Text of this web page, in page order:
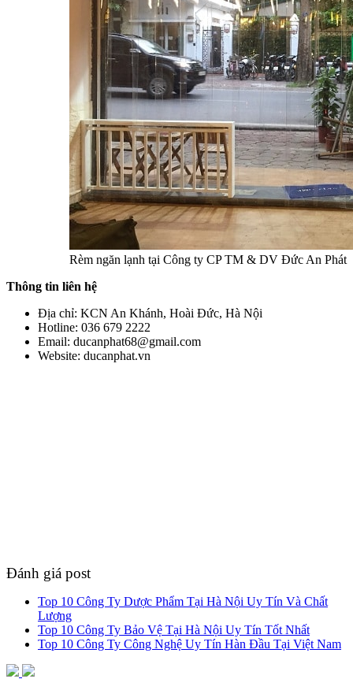
Rèm ngăn lạnh tại Công ty CP TM & DV Đức An Phát
Thông tin liên hệ
Địa chỉ: KCN An Khánh, Hoài Đức, Hà Nội
Hotline: 036 679 2222
Email: ducanphat68@gmail.com
Website: ducanphat.vn
Đánh giá post
Top 10 Công Ty Dược Phẩm Tại Hà Nội Uy Tín Và Chất
Lượng
Top 10 Công Ty Bảo Vệ Tại Hà Nội Uy Tín Tốt Nhất
Top 10 Công Ty Công Nghệ Uy Tín Hàn Đầu Tại Việt Nam